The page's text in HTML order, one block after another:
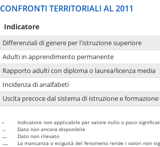
CONFRONTI TERRITORIALI AL 2011
Indicatore
Differenziali di genere per l'istruzione superiore
Adulti in apprendimento permanente
Rapporto adulti con diploma o laurea/licenza media
Incidenza di analfabeti
Uscita precoce dal sistema di istruzione e formazione
-
Indicatore non applicabile per valore nullo o poco
..
Dato non ancora disponibile
...
Dato non rilevato
....
La mancanza o esiguità del fenomeno rende i valori non